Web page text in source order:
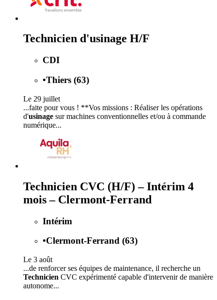
Technicien d'usinage H/F
CDI
•Thiers (63)
Le 29 juillet
...faite pour vous ! **Vos missions : Réaliser les opérations
d'usinage sur machines conventionnelles et/ou à commande
numérique...
Technicien CVC (H/F) – Intérim 4
mois – Clermont-Ferrand
Intérim
•Clermont-Ferrand (63)
Le 3 août
...de renforcer ses équipes de maintenance, il recherche un
Technicien CVC expérimenté capable d'intervenir de manière
autonome...